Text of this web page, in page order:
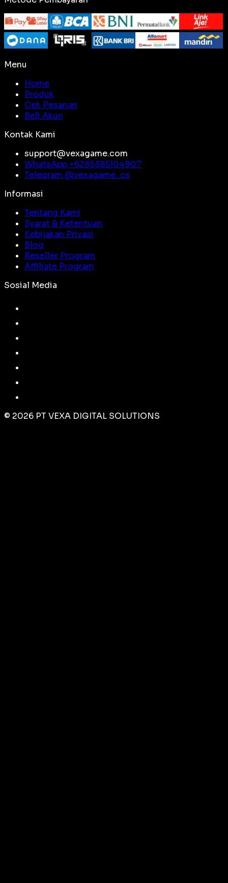
Menu
Home
Produk
Cek Pesanan
Beli Akun
Kontak Kami
support@vexagame.com
WhatsApp +6285385104907
Telegram @vexagame_cs
Informasi
Tentang Kami
Syarat & Ketentuan
Kebijakan Privasi
Blog
Reseller Program
Affiliate Program
Sosial Media
© 2026 PT VEXA DIGITAL SOLUTIONS